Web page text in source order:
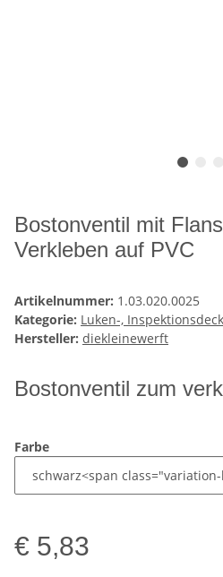
Bostonventil mit
Verkleben auf PVC
Artikelnummer: 1.03.020.0025
Kategorie: Luken-,
Hersteller: diekleinewerft
Bostonventil zum
Farbe
€ 5,83